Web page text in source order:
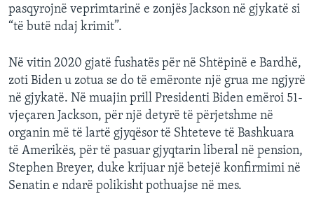
pasqyrojnë veprimtarinë e zonjës Jackson në gjykatë si
“të butë ndaj krimit”.
Në vitin 2020 gjatë fushatës për në Shtëpinë e Bardhë,
zoti Biden u zotua se do të emëronte një grua me ngjyrë
në gjykatë. Në muajin prill Presidenti Biden emëroi 51-
vjeçaren Jackson, për një detyrë të përjetshme në
organin më të lartë gjyqësor të Shteteve të Bashkuara
të Amerikës, për të pasuar gjyqtarin liberal në pension,
Stephen Breyer, duke krijuar një betejë konfirmimi në
Senatin e ndarë polikisht pothuajse në mes.